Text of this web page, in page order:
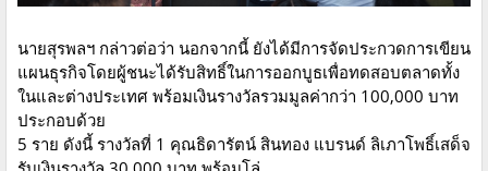
นายสุรพลฯ กล่าวต่อว่า นอกจากนี้ ยังได้มีการจัดประกวดการเขียน
แผนธุรกิจโดยผู้ชนะได้รับสิทธิ์ในการออกบูธเพื่อทดสอบตลาดทั้ง
ในและต่างประเทศ พร้อมเงินรางวัลรวมมูลค่ากว่า 100,000 บาท
ประกอบด้วย
5 ราย ดังนี้ รางวัลที่ 1 คุณธิดารัตน์ สินทอง แบรนด์ ลิเภาโพธิ์เสด็จ